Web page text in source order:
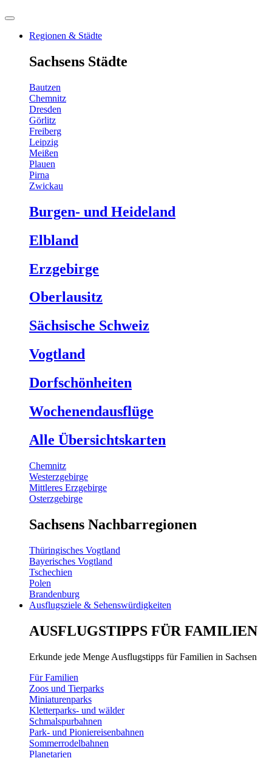
Regionen & Städte
Sachsens Städte
Bautzen
Chemnitz
Dresden
Görlitz
Freiberg
Leipzig
Meißen
Plauen
Pirna
Zwickau
Burgen- und Heideland
Elbland
Erzgebirge
Oberlausitz
Sächsische Schweiz
Vogtland
Dorfschönheiten
Wochenendausflüge
Alle Übersichtskarten
Chemnitz
Westerzgebirge
Mittleres Erzgebirge
Osterzgebirge
Sachsens Nachbarregionen
Thüringisches Vogtland
Bayerisches Vogtland
Tschechien
Polen
Brandenburg
Ausflugsziele & Sehenswürdigkeiten
AUSFLUGSTIPPS FÜR FAMILIEN
Erkunde jede Menge Ausflugstipps für Familien in Sachsen
Für Familien
Zoos und Tierparks
Miniaturenparks
Kletterparks- und wälder
Schmalspurbahnen
Park- und Pioniereisenbahnen
Sommerrodelbahnen
Planetarien